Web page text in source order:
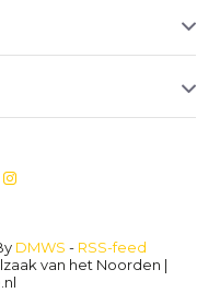
DMWS - RSS-feed
van het Noorden |